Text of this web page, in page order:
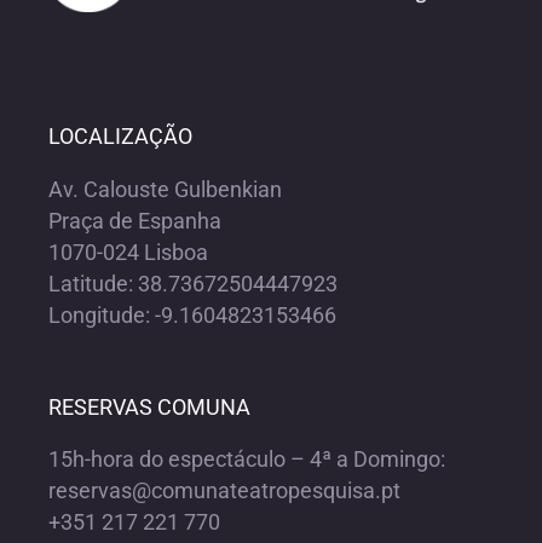
LOCALIZAÇÃO
Av. Calouste Gulbenkian
Praça de Espanha
1070-024 Lisboa
Latitude: 38.73672504447923
Longitude: -9.1604823153466
RESERVAS COMUNA
15h-hora do espectáculo – 4ª a Domingo:
reservas@comunateatropesquisa.pt
+351 217 221 770